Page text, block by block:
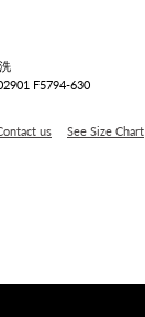
F5794-630
us See Size Chart